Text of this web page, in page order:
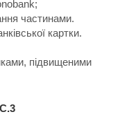
частинами.
картки.
підвищеними